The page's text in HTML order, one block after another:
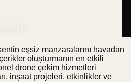
eşsiz manzaralarını havadan
oluşturmanın en etkili
drone çekim hizmetleri
inşaat projeleri, etkinlikler ve